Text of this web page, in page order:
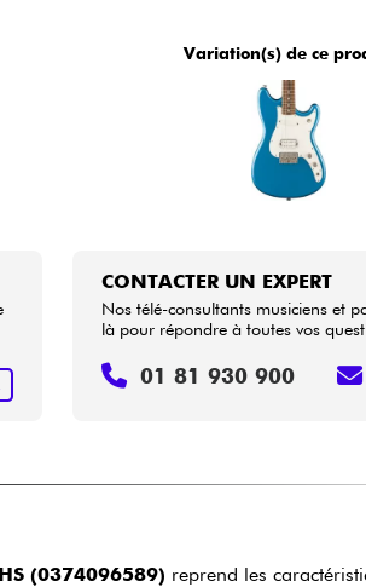
Variation(s) de ce
CONTACTER UN EXPERT
Nos télé-consultants musiciens et
là pour répondre à toutes vos
01 81 930 900
(0374096589) reprend les